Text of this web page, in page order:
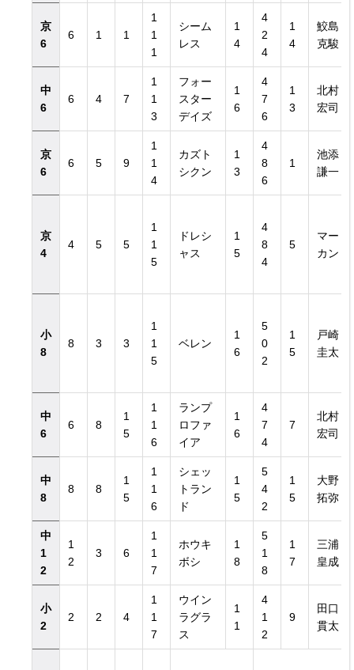
京
6
6 1 1
1
1
1
シーム
レス
1
4
4
2
4
1
4
鮫島
克駿
中
6
6 4 7
1
1
3
フォー
スター
デイズ
1
6
4
7
6
1
3
北村
宏司
京
6
6 5 9
1
1
4
カズト
シクン
1
3
4
8
6
1
池添
謙一
京
4
4 5 5
1
1
5
ドレシ
ャス
1
5
4
8
4
5
マー
カン
小
8
8 3 3
1
1
5
ベレン
1
6
5
0
2
1
5
戸崎
圭太
中
6
6 8
1
5
1
1
6
ランプ
ロファ
イア
1
6
4
7
4
7
北村
宏司
中
8
8 8
1
5
1
1
6
シェッ
トラン
ド
1
5
5
4
2
1
5
大野
拓弥
中
1
2
1
2
3 6
1
1
7
ホウキ
ボシ
1
8
5
1
8
1
7
三浦
皇成
小
2
2 2 4
1
1
7
ウイン
ラグラ
ス
1
1
4
1
2
9
田口
貫太